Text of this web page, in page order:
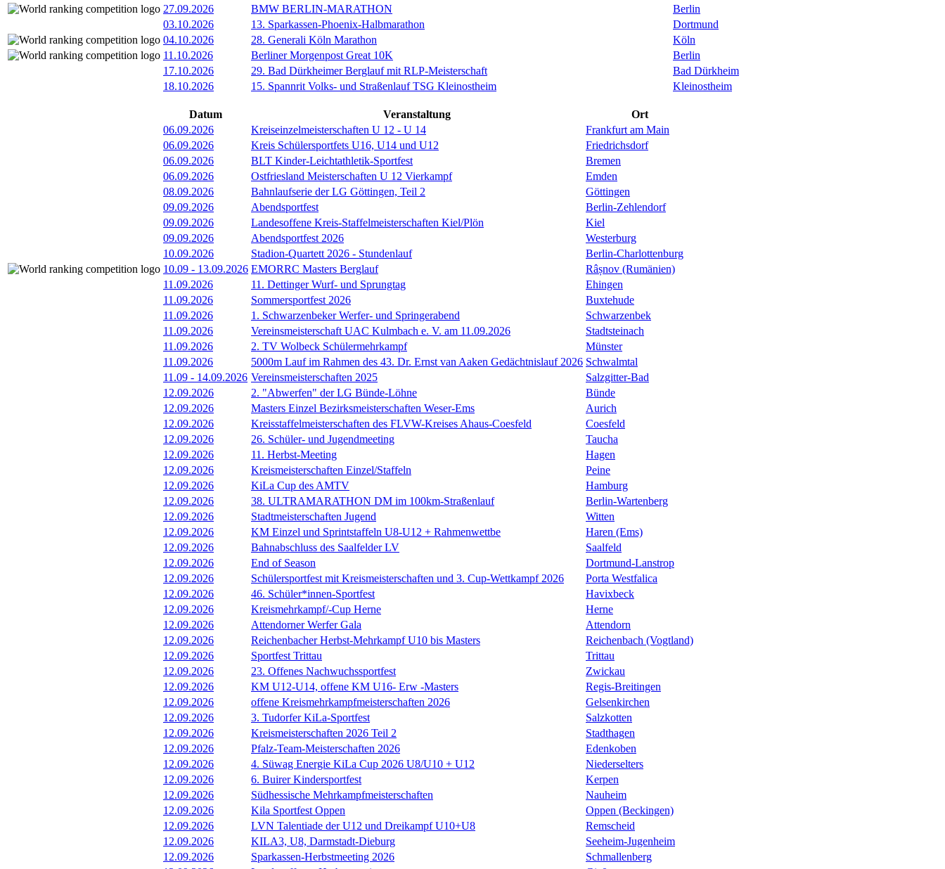
27.09.2026
BMW BERLIN-MARATHON
Berlin
03.10.2026
13. Sparkassen-Phoenix-Halbmarathon
Dortmund
04.10.2026
28. Generali Köln Marathon
Köln
11.10.2026
Berliner Morgenpost Great 10K
Berlin
17.10.2026
29. Bad Dürkheimer Berglauf mit RLP-Meisterschaft
Bad Dürkheim
18.10.2026
15. Spannrit Volks- und Straßenlauf TSG Kleinostheim Kleinostheim
Datum Veranstaltung
Ort
06.09.2026
Kreiseinzelmeisterschaften U 12 - U 14
Frankfurt am Main
06.09.2026
Kreis Schülersportfets U16, U14 und U12
Friedrichsdorf
06.09.2026
BLT Kinder-Leichtathletik-Sportfest
Bremen
06.09.2026
Ostfriesland Meisterschaften U 12 Vierkampf
Emden
08.09.2026
Bahnlaufserie der LG Göttingen, Teil 2
Göttingen
09.09.2026
Abendsportfest
Berlin-Zehlendorf
09.09.2026
Landesoffene Kreis-Staffelmeisterschaften Kiel/Plön
Kiel
09.09.2026
Abendsportfest 2026
Westerburg
10.09.2026
Stadion-Quartett 2026 - Stundenlauf
Berlin-Charlottenburg
10.09 - 13.09.2026 EMORRC Masters Berglauf
Râșnov (Rumänien)
11.09.2026
11. Dettinger Wurf- und Sprungtag
Ehingen
11.09.2026
Sommersportfest 2026
Buxtehude
11.09.2026
1. Schwarzenbeker Werfer- und Springerabend
Schwarzenbek
11.09.2026
Vereinsmeisterschaft UAC Kulmbach e. V. am 11.09.2026
Stadtsteinach
11.09.2026
2. TV Wolbeck Schülermehrkampf
Münster
11.09.2026
5000m Lauf im Rahmen des 43. Dr. Ernst van Aaken Gedächtnislauf 2026 Schwalmtal
11.09 - 14.09.2026 Vereinsmeisterschaften 2025
Salzgitter-Bad
12.09.2026
2. "Abwerfen" der LG Bünde-Löhne
Bünde
12.09.2026
Masters Einzel Bezirksmeisterschaften Weser-Ems
Aurich
12.09.2026
Kreisstaffelmeisterschaften des FLVW-Kreises Ahaus-Coesfeld
Coesfeld
12.09.2026
26. Schüler- und Jugendmeeting
Taucha
12.09.2026
11. Herbst-Meeting
Hagen
12.09.2026
Kreismeisterschaften Einzel/Staffeln
Peine
12.09.2026
KiLa Cup des AMTV
Hamburg
12.09.2026
38. ULTRAMARATHON DM im 100km-Straßenlauf
Berlin-Wartenberg
12.09.2026
Stadtmeisterschaften Jugend
Witten
12.09.2026
KM Einzel und Sprintstaffeln U8-U12 + Rahmenwettbe
Haren (Ems)
12.09.2026
Bahnabschluss des Saalfelder LV
Saalfeld
12.09.2026
End of Season
Dortmund-Lanstrop
12.09.2026
Schülersportfest mit Kreismeisterschaften und 3. Cup-Wettkampf 2026
Porta Westfalica
12.09.2026
46. Schüler*innen-Sportfest
Havixbeck
12.09.2026
Kreismehrkampf/-Cup Herne
Herne
12.09.2026
Attendorner Werfer Gala
Attendorn
12.09.2026
Reichenbacher Herbst-Mehrkampf U10 bis Masters
Reichenbach (Vogtland)
12.09.2026
Sportfest Trittau
Trittau
12.09.2026
23. Offenes Nachwuchssportfest
Zwickau
12.09.2026
KM U12-U14, offene KM U16- Erw -Masters
Regis-Breitingen
12.09.2026
offene Kreismehrkampfmeisterschaften 2026
Gelsenkirchen
12.09.2026
3. Tudorfer KiLa-Sportfest
Salzkotten
12.09.2026
Kreismeisterschaften 2026 Teil 2
Stadthagen
12.09.2026
Pfalz-Team-Meisterschaften 2026
Edenkoben
12.09.2026
4. Süwag Energie KiLa Cup 2026 U8/U10 + U12
Niederselters
12.09.2026
6. Buirer Kindersportfest
Kerpen
12.09.2026
Südhessische Mehrkampfmeisterschaften
Nauheim
12.09.2026
Kila Sportfest Oppen
Oppen (Beckingen)
12.09.2026
LVN Talentiade der U12 und Dreikampf U10+U8
Remscheid
12.09.2026
KILA3, U8, Darmstadt-Dieburg
Seeheim-Jugenheim
12.09.2026
Sparkassen-Herbstmeeting 2026
Schmallenberg